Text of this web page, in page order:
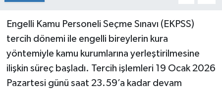
Engelli Kamu Personeli Seçme Sınavı (EKPSS)
tercih dönemi ile engelli bireylerin kura
yöntemiyle kamu kurumlarına yerleştirilmesine
ilişkin süreç başladı. Tercih işlemleri 19 Ocak 2026
Pazartesi günü saat 23.59’a kadar devam